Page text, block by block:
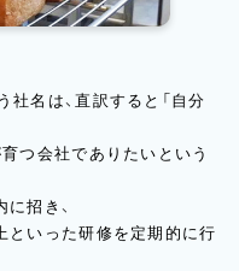
名は、直訳すると「自分
つ会社でありたいという
招き、
といった研修を定期的に行